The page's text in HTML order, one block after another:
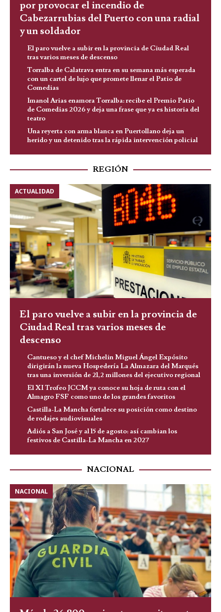
por provocar el incendio de
Cabezarrubias del Puerto con una radial
y un soldador
El paro vuelve a subir en la provincia de Ciudad Real
tras varios meses de descenso
Torralba de Calatrava entra en su semana más esperada
con un cartel de lujo que promete llenar el Patio de
Comedias
Imanol Arias enamora Torralba: recibe el Premio Patio
de Comedias 2026 y deja una frase que ya es historia del
teatro
Una reyerta con arma blanca en Puertollano deja un
herido y un detenido tras la rápida intervención policial
REGIÓN
ACTUALIDAD
El paro vuelve a subir en la provincia de
Ciudad Real tras varios meses de
descenso
Cantueso y el chef Michelin Miguel Ángel Expósito
dirigirán la nueva Hospedería La Almazara del Marqués
tras una inversión de 21,2 millones del ejecutivo regional
El XI Trofeo JCCM ya conoce su hoja de ruta con el
Almagro FSF como uno de los grandes favoritos
Castilla-La Mancha fortalece su posición como destino
de rodajes audiovisuales
Adiós a San José y al 15 de agosto: así cambian los
festivos de Castilla-La Mancha en 2027
NACIONAL
NACIONAL